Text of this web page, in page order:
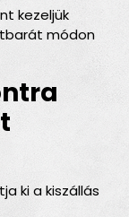
kezeljük
módon
ki a kiszállás